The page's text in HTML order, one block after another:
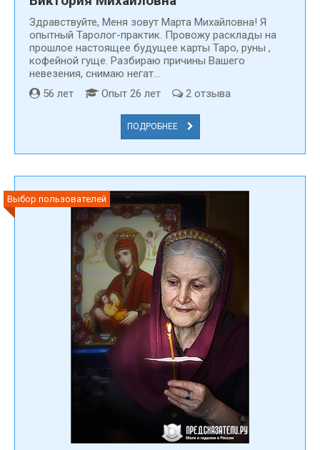
Здравствуйте, Меня зовут Марта Михайловна! Я
опытный Таролог-практик. Провожу расклады на
прошлое настоящее будущее карты Таро, руны ,
кофейной гуще. Разбираю причины Вашего
невезения, снимаю негат...
56 лет
Опыт 26 лет 2 отзыва
ПОДРОБНЕЕ
Выбор пользователей